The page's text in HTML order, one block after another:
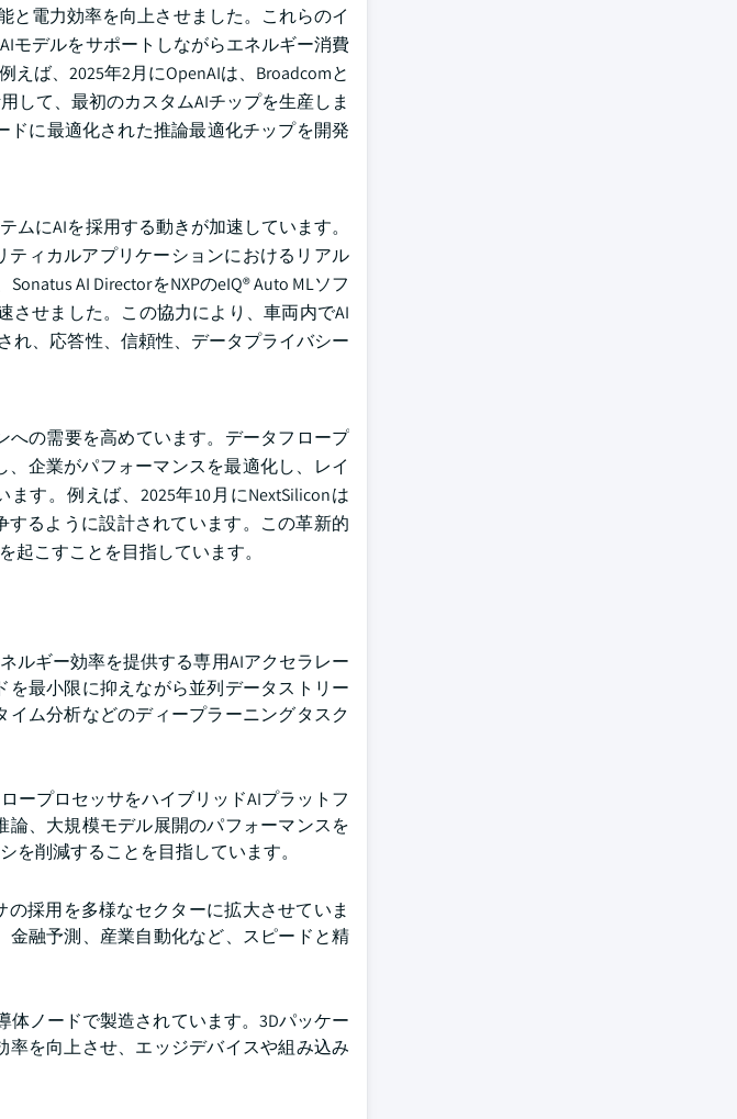
と電力効率を向上させました。これらのイ
モデルをサポートしながらエネルギー消費
ば、2025年2月にOpenAIは、Broadcomと
して、最初のカスタムAIチップを生産しま
ドに最適化された推論最適化チップを開発
にAIを採用する動きが加速しています。
ィカルアプリケーションにおけるリアル
AI DirectorをNXPのeIQ® Auto MLソフ
させました。この協力により、車両内でAI
れ、応答性、信頼性、データプライバシー
の需要を高めています。データフロープ
企業がパフォーマンスを最適化し、レイ
す。例えば、2025年10月にNextSiliconは
するように設計されています。この革新的
こすことを目指しています。
ルギー効率を提供する専用AIアクセラレー
最小限に抑えながら並列データストリー
ム分析などのディープラーニングタスク
ープロセッサをハイブリッドAIプラットフ
、大規模モデル展開のパフォーマンスを
削減することを目指しています。
採用を多様なセクターに拡大させていま
融予測、産業自動化など、スピードと精
ノードで製造されています。3Dパッケー
を向上させ、エッジデバイスや組み込み